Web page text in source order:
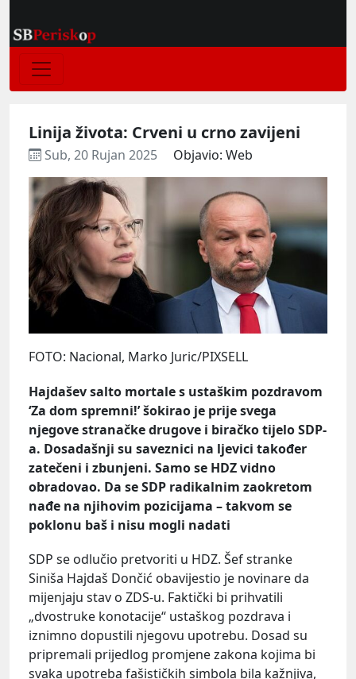
Linija života: Crveni u crno zavijeni
Sub, 20 Rujan 2025 Objavio: Web
FOTO: Nacional, Marko Juric/PIXSELL
Hajdašev salto mortale s ustaškim pozdravom
‘Za dom spremni!’ šokirao je prije svega
njegove stranačke drugove i biračko tijelo SDP-
a. Dosadašnji su saveznici na ljevici također
zatečeni i zbunjeni. Samo se HDZ vidno
obradovao. Da se SDP radikalnim zaokretom
nađe na njihovim pozicijama – takvom se
poklonu baš i nisu mogli nadati
SDP se odlučio pretvoriti u HDZ. Šef stranke
Siniša Hajdaš Dončić obavijestio je novinare da
mijenjaju stav o ZDS-u. Faktički bi prihvatili
„dvostruke konotacije“ ustaškog pozdrava i
iznimno dopustili njegovu upotrebu. Dosad su
pripremali prijedlog promjene zakona kojima bi
svaka upotreba fašističkih simbola bila kažnjiva,